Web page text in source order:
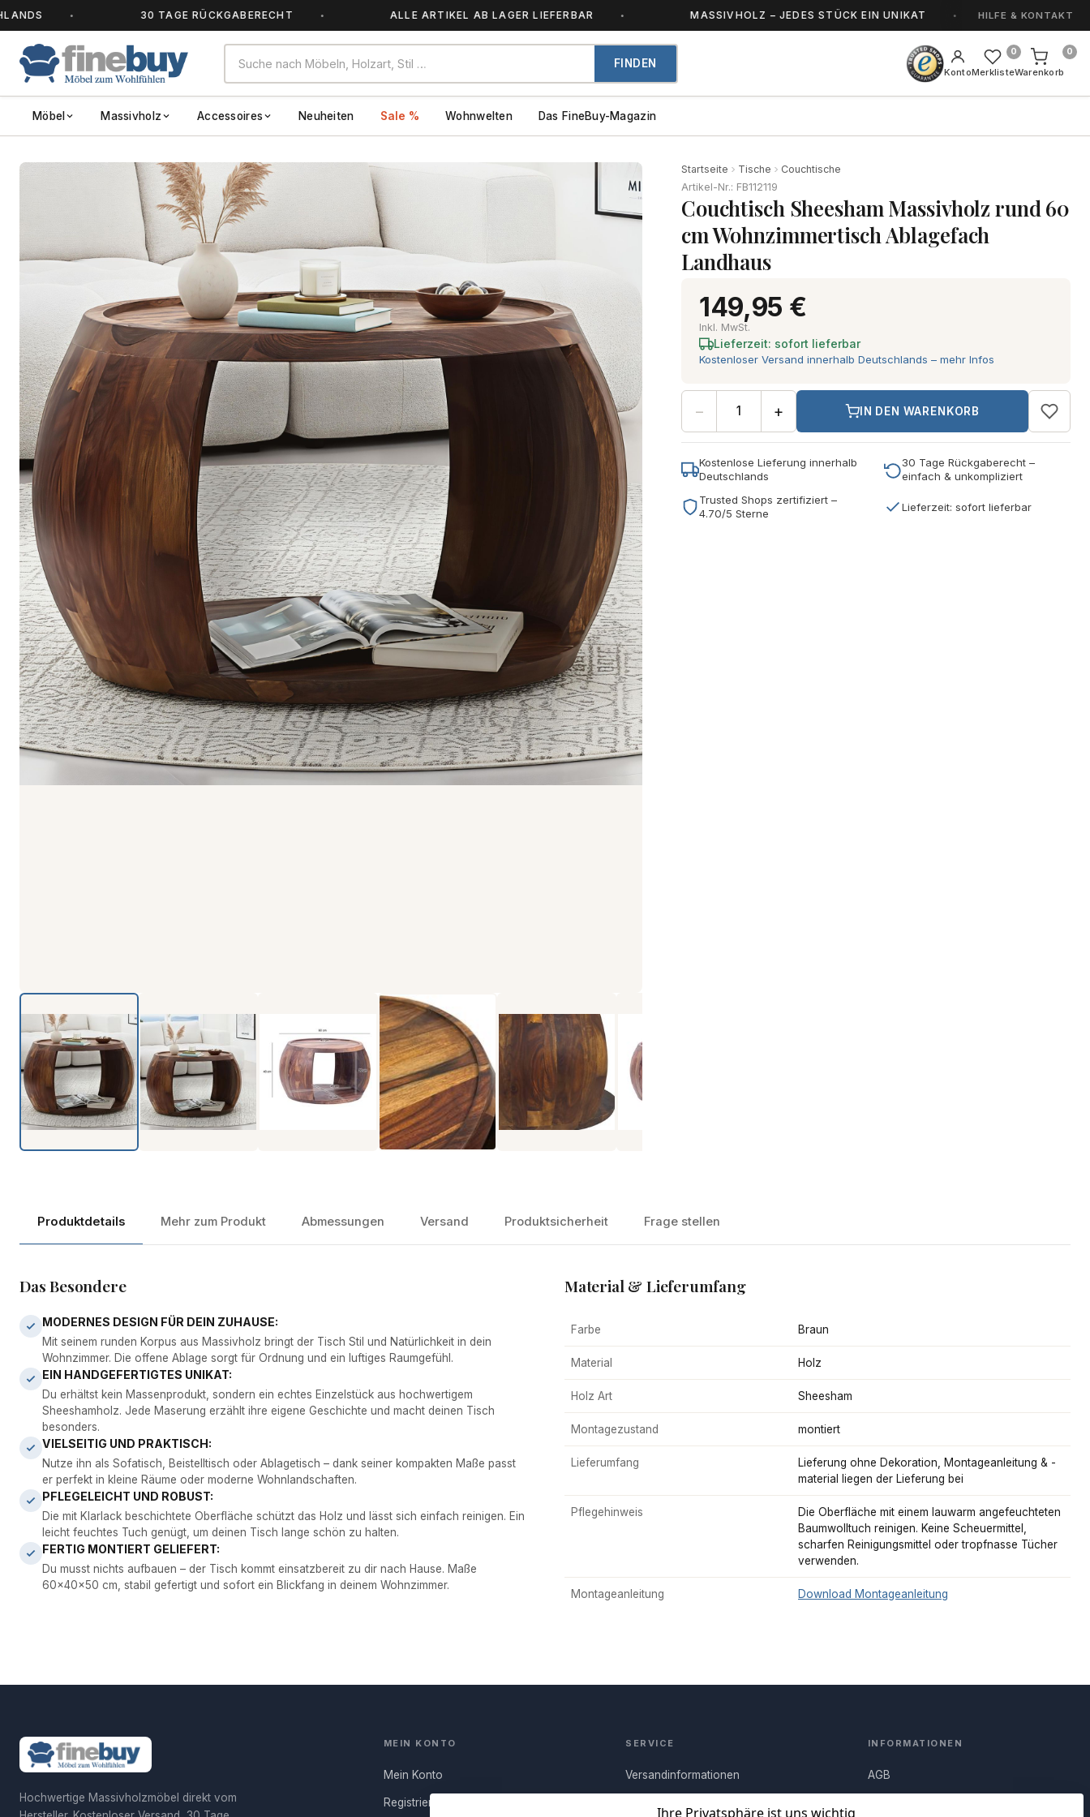
30 TAGE RÜCKGABERECHT ALLE ARTIKEL AB LAGER LIEFERBAR MASSIVHOLZ – JEDES STÜCK EIN UNIKAT HANDGEFERTIGT
HILFE & KONTAKT
FINDEN
KontoMerkliste
0
Warenkorb
0
Möbel Massivholz Accessoires Neuheiten Sale % Wohnwelten Das FineBuy-Magazin
Startseite Tische
Couchtische
Artikel-Nr.: FB112119
Couchtisch Sheesham Massivholz rund 60
cm Wohnzimmertisch Ablagefach
Landhaus
149,95 €
Inkl. MwSt.
Lieferzeit: sofort lieferbar
Kostenloser Versand innerhalb Deutschlands – mehr Infos
− + IN DEN WARENKORB
Kostenlose Lieferung innerhalb
Deutschlands
30 Tage Rückgaberecht –
einfach & unkompliziert
Trusted Shops zertifiziert –
4.70/5 Sterne
Lieferzeit: sofort lieferbar
Produktdetails Mehr zum Produkt Abmessungen Versand Produktsicherheit Frage stellen
Das Besondere
MODERNES DESIGN FÜR DEIN ZUHAUSE:
Mit seinem runden Korpus aus Massivholz bringt der Tisch Stil und Natürlichkeit in dein
Wohnzimmer. Die offene Ablage sorgt für Ordnung und ein luftiges Raumgefühl.
EIN HANDGEFERTIGTES UNIKAT:
Du erhältst kein Massenprodukt, sondern ein echtes Einzelstück aus hochwertigem
Sheeshamholz. Jede Maserung erzählt ihre eigene Geschichte und macht deinen Tisch
besonders.
VIELSEITIG UND PRAKTISCH:
Nutze ihn als Sofatisch, Beistelltisch oder Ablagetisch – dank seiner kompakten Maße passt
er perfekt in kleine Räume oder moderne Wohnlandschaften.
PFLEGELEICHT UND ROBUST:
Die mit Klarlack beschichtete Oberfläche schützt das Holz und lässt sich einfach reinigen. Ein
leicht feuchtes Tuch genügt, um deinen Tisch lange schön zu halten.
FERTIG MONTIERT GELIEFERT:
Du musst nichts aufbauen – der Tisch kommt einsatzbereit zu dir nach Hause. Maße
60x40x50 cm, stabil gefertigt und sofort ein Blickfang in deinem Wohnzimmer.
Material & Lieferumfang
Farbe Braun
Material Holz
Holz Art Sheesham
Montagezustand montiert
Lieferumfang
Lieferung ohne Dekoration, Montageanleitung & -
material liegen der Lieferung bei
Pflegehinweis
Die Oberfläche mit einem lauwarm angefeuchteten
Baumwolltuch reinigen. Keine Scheuermittel,
scharfen Reinigungsmittel oder tropfnasse Tücher
verwenden.
Montageanleitung Download Montageanleitung
Ihre Privatsphäre ist uns wichtig
Hochwertige Massivholzmöbel direkt vom
MEIN KONTO
Mein Konto
Registrieren
SERVICE
Versandinformationen
INFORMATIONEN
AGB